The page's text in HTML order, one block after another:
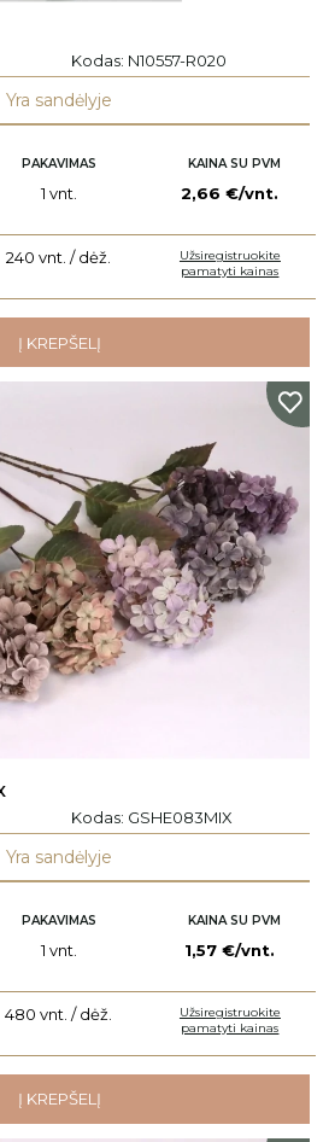
Kodas: N10557-R020
Yra sandėlyje
PAKAVIMAS KAINA SU PVM
1 vnt. 2,66 €/vnt.
240 vnt. / dėž.
Užsiregistruokite
pamatyti kainas
Į KREPŠELĮ
Kodas: GSHE083MIX
Yra sandėlyje
PAKAVIMAS KAINA SU PVM
1 vnt. 1,57 €/vnt.
480 vnt. / dėž.
Užsiregistruokite
pamatyti kainas
Į KREPŠELĮ